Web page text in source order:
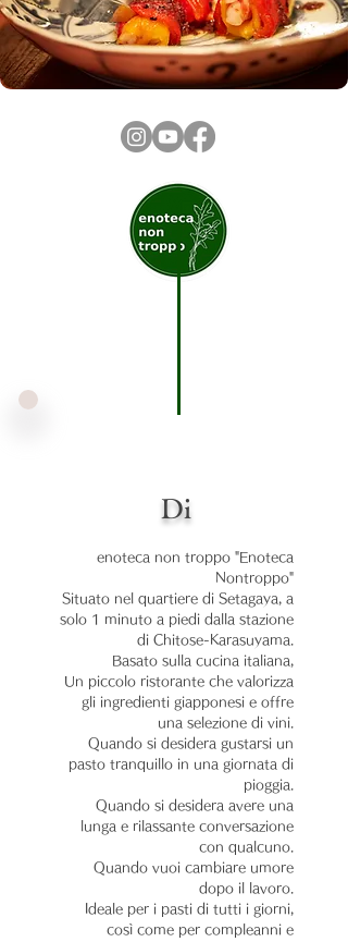
Di
enoteca non troppo "Enoteca
Nontroppo"
Situato nel quartiere di Setagaya, a
solo 1 minuto a piedi dalla stazione
di Chitose-Karasuyama.
Basato sulla cucina italiana,
Un piccolo ristorante che valorizza
gli ingredienti giapponesi e offre
una selezione di vini.
Quando si desidera gustarsi un
pasto tranquillo in una giornata di
pioggia.
Quando si desidera avere una
lunga e rilassante conversazione
con qualcuno.
Quando vuoi cambiare umore
dopo il lavoro.
Ideale per i pasti di tutti i giorni,
così come per compleanni e